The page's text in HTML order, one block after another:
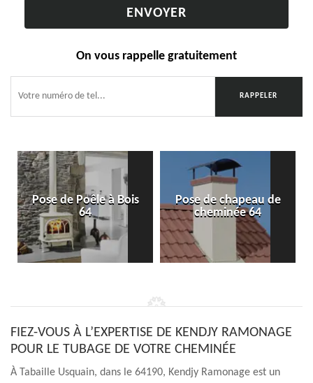
On vous rappelle gratuitement
Pose de Poêle à Bois
64
Pose de chapeau de
cheminée 64
FIEZ-VOUS À L’EXPERTISE DE KENDJY RAMONAGE
POUR LE TUBAGE DE VOTRE CHEMINÉE
À Tabaille Usquain, dans le 64190, Kendjy Ramonage est un